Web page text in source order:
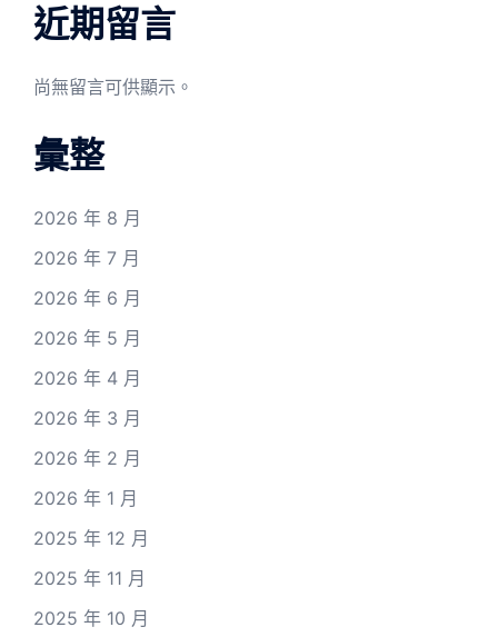
近期留言
尚無留言可供顯示。
彙整
2026 年 8 月
2026 年 7 月
2026 年 6 月
2026 年 5 月
2026 年 4 月
2026 年 3 月
2026 年 2 月
2026 年 1 月
2025 年 12 月
2025 年 11 月
2025 年 10 月